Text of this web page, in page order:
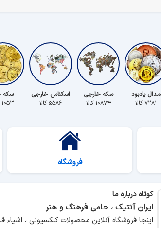
مدال یادبود
۷۲۸۱ کالا
سکه خارجی
۱۰۸۷۴ کالا
اسکناس خارجی
۵۵۸۶ کالا
سکه
۱۰۵۳ کالا
فروشگاه
کوتاه درباره ما
ایران آنتیک ، حامی فرهنگ و هنر
اینجا فروشگاه آنلاین محصولات کلکسیونی ،